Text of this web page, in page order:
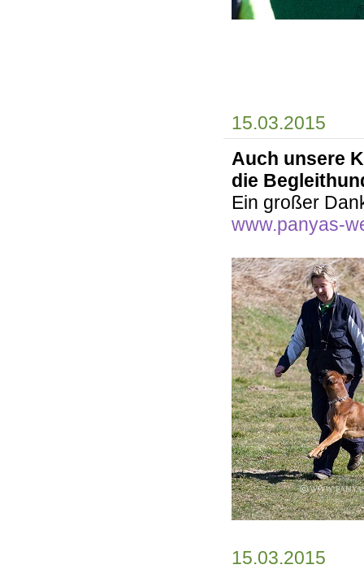
15.03.2015
Auch unsere
die
Ein großer
www.panyas-
15.03.2015